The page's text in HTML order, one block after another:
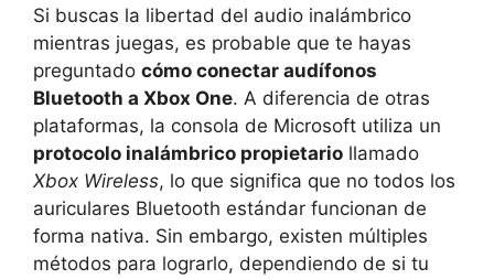
Si buscas la libertad del audio inalámbrico
mientras juegas, es probable que te hayas
preguntado cómo conectar audífonos
Bluetooth a Xbox One. A diferencia de otras
plataformas, la consola de Microsoft utiliza un
protocolo inalámbrico propietario llamado
Xbox Wireless, lo que significa que no todos los
auriculares Bluetooth estándar funcionan de
forma nativa. Sin embargo, existen múltiples
métodos para lograrlo, dependiendo de si tu